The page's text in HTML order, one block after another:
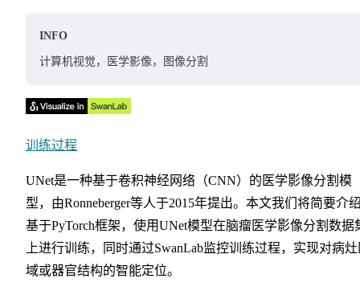
INFO
计算机视觉，医学影像，图像分割
训练过程
UNet是一种基于卷积神经网络（CNN）的医学影像分割模
型，由Ronneberger等人于2015年提出。本文我们将简要介
基于PyTorch框架，使用UNet模型在脑瘤医学影像分割数据
上进行训练，同时通过SwanLab监控训练过程，实现对病
域或器官结构的智能定位。